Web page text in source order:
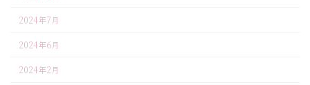
2024年7月
2024年6月
2024年2月